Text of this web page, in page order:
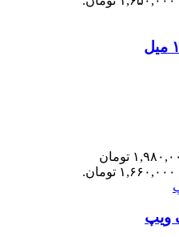
قیمت اصلی: ۱,۹۸۰,۰۰۰ تومان